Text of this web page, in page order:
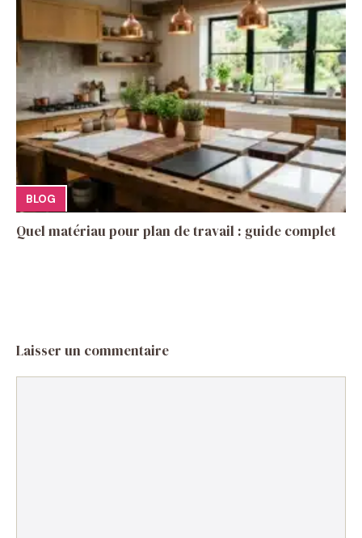
BLOG
Quel matériau pour plan de travail : guide complet
Laisser un commentaire